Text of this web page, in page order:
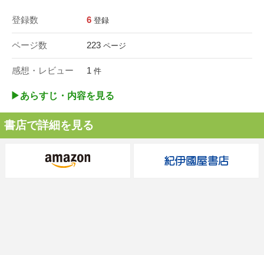
登録数 6 登録
ページ数 223 ページ
感想・レビュー 1 件
▶︎あらすじ・内容を見る
書店で詳細を見る